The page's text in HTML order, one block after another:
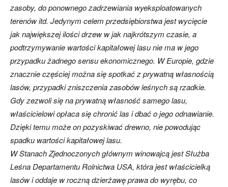
zasoby, do ponownego zadrzewiania wyeksploatowanych
terenów itd. Jedynym celem przedsiębiorstwa jest wycięcie
jak największej ilości drzew w jak najkrótszym czasie, a
podtrzymywanie wartości kapitałowej lasu nie ma w jego
przypadku żadnego sensu ekonomicznego. W Europie, gdzie
znacznie częściej można się spotkać z prywatną własnością
lasów, przypadki zniszczenia zasobów leśnych są rzadkie.
Gdy zezwoli się na prywatną własność samego lasu,
właścicielowi opłaca się chronić las i dbać o jego odnawianie.
Dzięki temu może on pozyskiwać drewno, nie powodując
spadku wartości kapitałowej lasu.
W Stanach Zjednoczonych głównym winowajcą jest Służba
Leśna Departamentu Rolnictwa USA, która jest właścicielką
lasów i oddaje w roczną dzierżawę prawa do wyrębu, co